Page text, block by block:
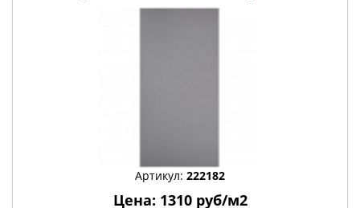
Артикул: 222182
Цена: 1310 руб/м2